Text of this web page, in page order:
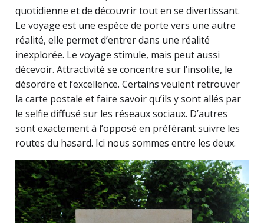
quotidienne et de découvrir tout en se divertissant.
Le voyage est une espèce de porte vers une autre
réalité, elle permet d’entrer dans une réalité
inexplorée. Le voyage stimule, mais peut aussi
décevoir. Attractivité se concentre sur l’insolite, le
désordre et l’excellence. Certains veulent retrouver
la carte postale et faire savoir qu’ils y sont allés par
le selfie diffusé sur les réseaux sociaux. D’autres
sont exactement à l’opposé en préférant suivre les
routes du hasard. Ici nous sommes entre les deux.